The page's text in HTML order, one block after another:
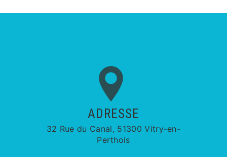
ADRESSE
32 Rue du Canal, 51300 Vitry-en-
Perthois